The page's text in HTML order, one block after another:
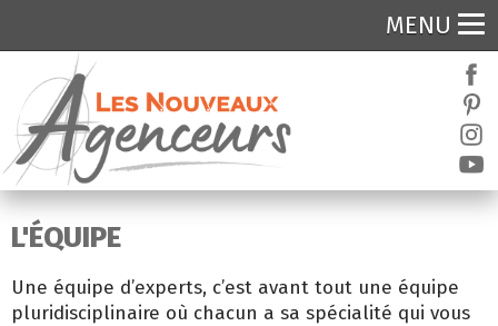
MENU
L'ÉQUIPE
Une équipe d’experts, c’est avant tout une équipe
pluridisciplinaire où chacun a sa spécialité qui vous